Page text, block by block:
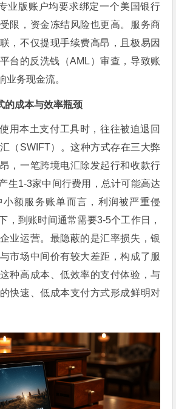
业版账户均要求绑定一个美国银行
限，资金冻结风险也更高。服务商
，不仅提现手续费高昂，且极易因
台的反洗钱（AML）审查，导致账
业务现金流。
的成本与效率瓶颈
用本土支付工具时，往往被迫退回
（SWIFT）。这种方式存在三大弊
，一笔跨境电汇除发起行和收款行
生1-3家中间行费用，总计可能高达
额服务账单而言，利润被严重侵
，到账时间通常需要3-5个工作日，
业运营。最隐蔽的是汇率损失，银
市场中间价有较大差距，构成了服
种高成本、低效率的支付体验，与
快速、低成本支付方式形成鲜明对